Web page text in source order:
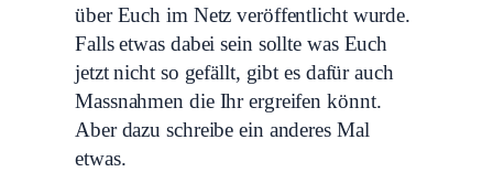
über Euch im Netz veröffentlicht wurde.
Falls etwas dabei sein sollte was Euch
jetzt nicht so gefällt, gibt es dafür auch
Massnahmen die Ihr ergreifen könnt.
Aber dazu schreibe ein anderes Mal
etwas.